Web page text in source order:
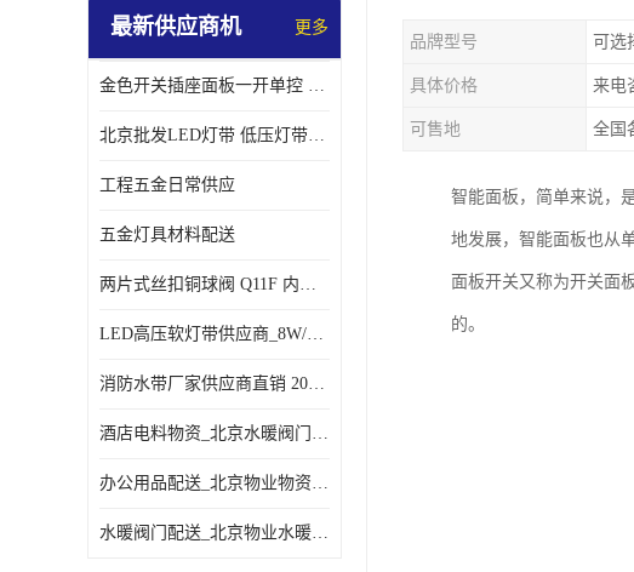
最新供应商机 更多
金色开关插座面板一开单控 _一开双控五孔插座
北京批发LED灯带 低压灯带定制 景观亮化灯条
工程五金日常供应
五金灯具材料配送
两片式丝扣铜球阀 Q11F 内螺纹铜球阀
LED高压软灯带供应商_8W/米客厅吊顶暗槽
消防水带厂家供应商直销 20-65-25消防水带
酒店电料物资_北京水暖阀门一站式
办公用品配送_北京物业物资配送
水暖阀门配送_北京物业水暖阀门配送
品牌型号 可选
具体价格 来电
可售地 全国
智能面板，简单来说，
地发展，智能面板也从
面板开关又称为开关面
的。